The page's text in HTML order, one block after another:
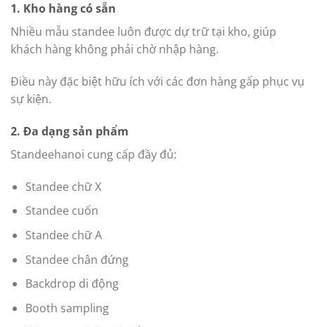
1. Kho hàng có sẵn
Nhiều mẫu standee luôn được dự trữ tại kho, giúp
khách hàng không phải chờ nhập hàng.
Điều này đặc biệt hữu ích với các đơn hàng gấp phục vụ
sự kiện.
2. Đa dạng sản phẩm
Standeehanoi cung cấp đầy đủ:
Standee chữ X
Standee cuốn
Standee chữ A
Standee chân đứng
Backdrop di động
Booth sampling